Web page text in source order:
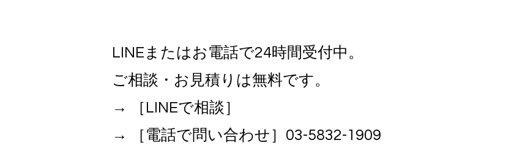
LINEまたはお電話で24時間受付中。
ご相談・お見積りは無料です。
→ ［LINEで相談］
→ ［電話で問い合わせ］03-5832-1909